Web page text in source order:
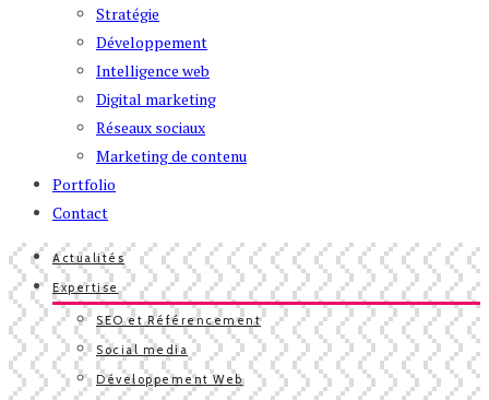
Stratégie
Développement
Intelligence web
Digital marketing
Réseaux sociaux
Marketing de contenu
Portfolio
Contact
Actualités
Expertise
SEO et Référencement
Social media
Développement Web